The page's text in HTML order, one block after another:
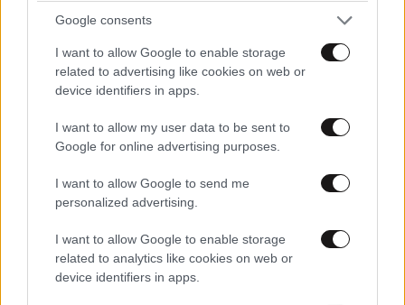
Google consents
I want to allow Google to enable storage
related to advertising like cookies on web or
device identifiers in apps.
I want to allow my user data to be sent to
Google for online advertising purposes.
I want to allow Google to send me
personalized advertising.
I want to allow Google to enable storage
related to analytics like cookies on web or
device identifiers in apps.
Αφαιρέθηκαν τραγούδια της Τέιλορ Σουίφτ από
βίντεο της προεκλογικής εκστρατείας του
Ντόναλντ Τραμπ